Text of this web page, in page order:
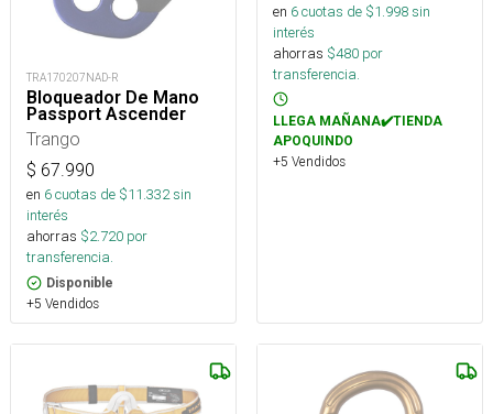
TRA170207NAD-R
Bloqueador De Mano
Passport Ascender
Trango
$ 67.990
en 6cuotas de $11.332sin
interés
ahorras $2.720 por
transferencia.
Disponible
+5 Vendidos
en 6cuotas de $1.998sin
interés
ahorras $480 por
transferencia.
LLEGA MAÑANA✔️TIENDA
APOQUINDO
+5 Vendidos